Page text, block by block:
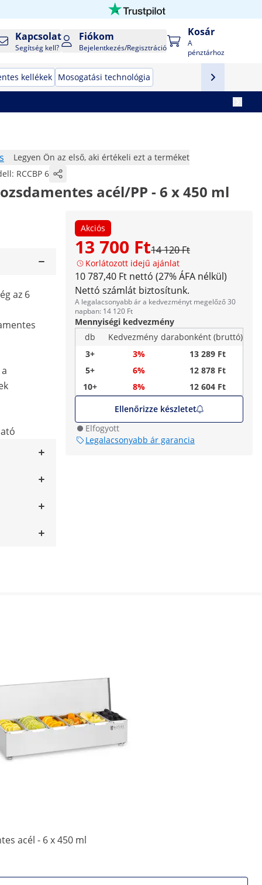
Kapcsolat
Segítség kell?
Fiókom
Bejelentkezés/Regisztráció
Kosár
A
pénztárhoz
kellékek Mosogatási technológia
Legyen Ön az első, aki értékeli ezt a terméket
RCCBP 6
acél/PP - 6 x 450 ml
Akciós
13 700 Ft14 120 Ft
Korlátozott idejű ajánlat
10 787,40 Ft nettó (27% ÁFA nélkül)
Nettó számlát biztosítunk.
A legalacsonyabb ár a kedvezményt megelőző 30
napban: 14 120 Ft
Mennyiségi kedvezmény
db
Kedvezmény darabonként (bruttó)
3+
3%
13 289 Ft
5+
6%
12 878 Ft
10+
8%
12 604 Ft
Ellenőrizze készletet
Elfogyott
Legalacsonyabb ár garancia
az 6
acél - 6 x 450 ml